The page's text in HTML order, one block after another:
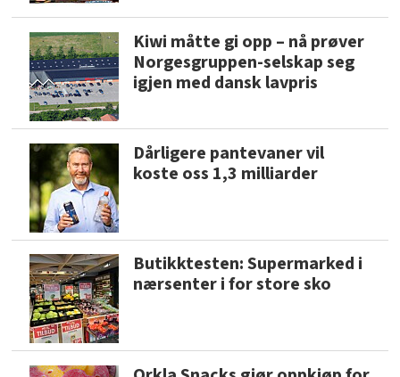
Kiwi måtte gi opp – nå prøver
Norgesgruppen-selskap seg
igjen med dansk lavpris
Dårligere pantevaner vil
koste oss 1,3 milliarder
Butikktesten: Supermarked i
nærsenter i for store sko